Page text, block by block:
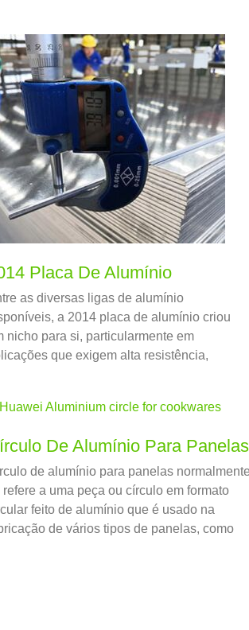
Placa De Alumínio
as diversas ligas de alumínio
a 2014 placa de alumínio criou
nicho para si, particularmente em
que exigem alta resistência,
De Alumínio Para Panelas
de alumínio para panelas normalmente
refere a uma peça ou círculo em formato
feito de alumínio que é usado na
de vários tipos de panelas, como